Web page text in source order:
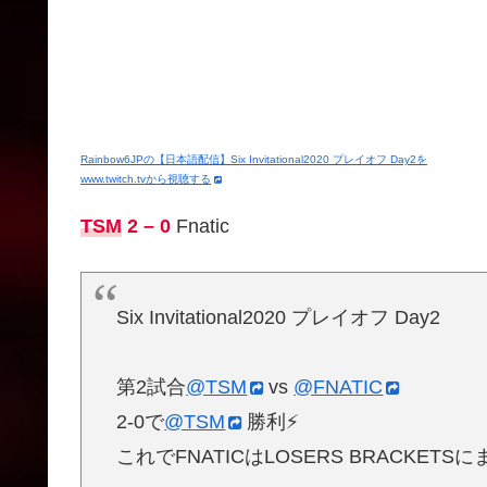
Rainbow6JPの【日本語配信】Six Invitational2020 プレイオフ Day2を
www.twitch.tvから視聴する
TSM 2 – 0 Fnatic
Six Invitational2020 プレイオフ Day2
第2試合@TSM vs @FNATIC
2-0で@TSM
勝利⚡️
これでFNATICはLOSERS BRACKETSに